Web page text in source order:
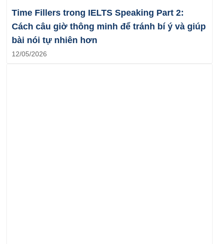
Time Fillers trong IELTS Speaking Part 2:
Cách câu giờ thông minh để tránh bí ý và giúp
bài nói tự nhiên hơn
12/05/2026